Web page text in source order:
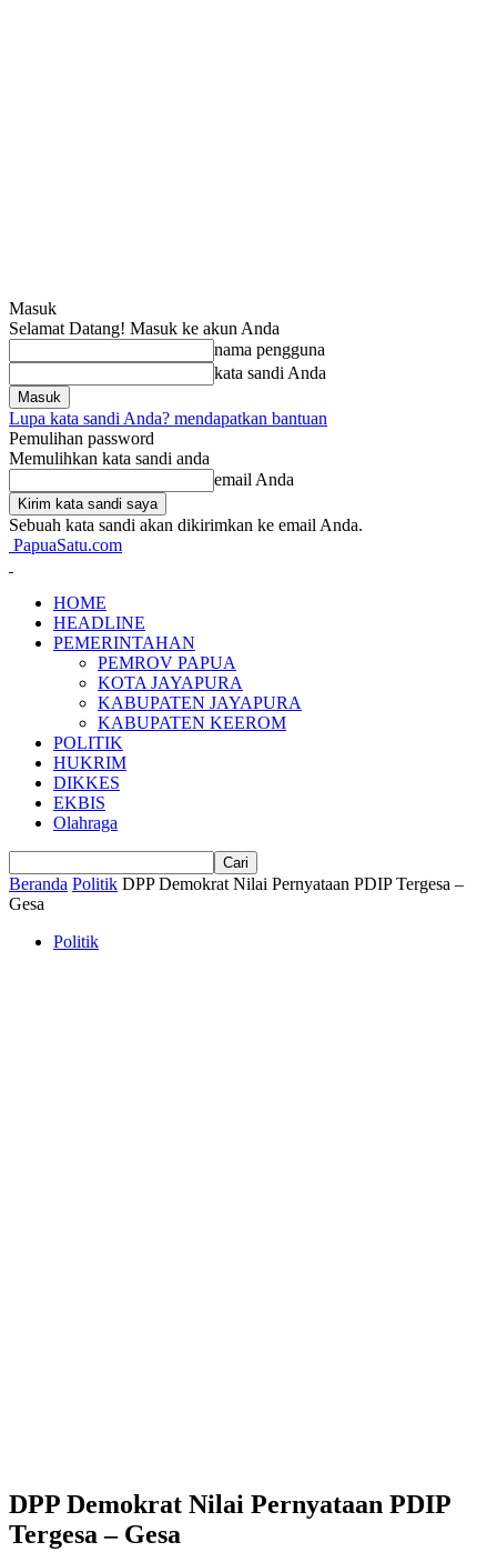
Masuk
Selamat Datang! Masuk ke akun Anda
nama pengguna
kata sandi Anda
Lupa kata sandi Anda? mendapatkan bantuan
Pemulihan password
Memulihkan kata sandi anda
email Anda
Sebuah kata sandi akan dikirimkan ke email Anda.
PapuaSatu.com
HOME
HEADLINE
PEMERINTAHAN
PEMROV PAPUA
KOTA JAYAPURA
KABUPATEN JAYAPURA
KABUPATEN KEEROM
POLITIK
HUKRIM
DIKKES
EKBIS
Olahraga
Beranda Politik DPP Demokrat Nilai Pernyataan PDIP Tergesa –
Gesa
Politik
DPP Demokrat Nilai Pernyataan PDIP
Tergesa – Gesa